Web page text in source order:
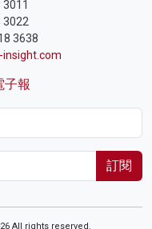
3011
3022
3638
子報
訂閱
All rights reserved.